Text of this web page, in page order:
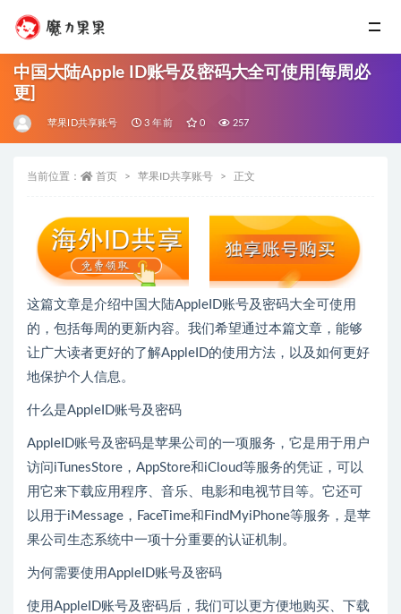
中国大陆Apple ID账号及密码大全可使用[每周必
更]
苹果ID共享账号 3 年前 0 257
当前位置： 首页 苹果ID共享账号 正文
这篇文章是介绍中国大陆AppleID账号及密码大全可使用
的，包括每周的更新内容。我们希望通过本篇文章，能够
让广大读者更好的了解AppleID的使用方法，以及如何更好
地保护个人信息。
什么是AppleID账号及密码
AppleID账号及密码是苹果公司的一项服务，它是用于用户
访问iTunesStore，AppStore和iCloud等服务的凭证，可以
用它来下载应用程序、音乐、电影和电视节目等。它还可
以用于iMessage，FaceTime和FindMyiPhone等服务，是苹
果公司生态系统中一项十分重要的认证机制。
为何需要使用AppleID账号及密码
使用AppleID账号及密码后，我们可以更方便地购买、下载